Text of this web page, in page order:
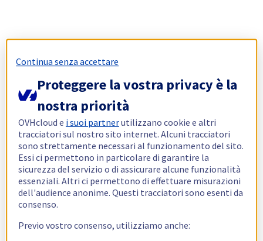
Continua senza accettare
Proteggere la vostra privacy è la
nostra priorità
OVHcloud e i suoi partnerutilizzano cookie e altri
tracciatori sul nostro sito internet. Alcuni tracciatori
sono strettamente necessari al funzionamento del sito.
Essi ci permettono in particolare di garantire la
sicurezza del servizio o di assicurare alcune funzionalità
essenziali. Altri ci permettono di effettuare misurazioni
dell'audience anonime. Questi tracciatori sono esenti da
consenso.
Previo vostro consenso, utilizziamo anche: